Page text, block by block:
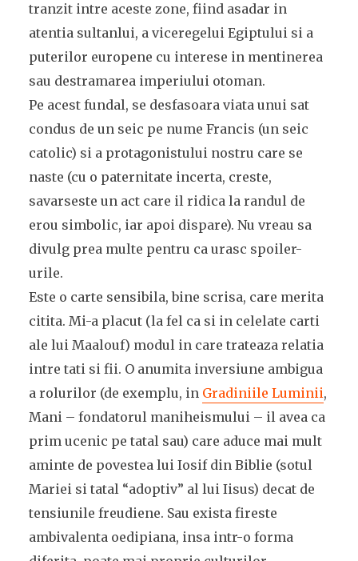
tranzit intre aceste zone, fiind asadar in
atentia sultanlui, a viceregelui Egiptului si a
puterilor europene cu interese in mentinerea
sau destramarea imperiului otoman.
Pe acest fundal, se desfasoara viata unui sat
condus de un seic pe nume Francis (un seic
catolic) si a protagonistului nostru care se
naste (cu o paternitate incerta, creste,
savarseste un act care il ridica la randul de
erou simbolic, iar apoi dispare). Nu vreau sa
divulg prea multe pentru ca urasc spoiler-
urile.
Este o carte sensibila, bine scrisa, care merita
citita. Mi-a placut (la fel ca si in celelate carti
ale lui Maalouf) modul in care trateaza relatia
intre tati si fii. O anumita inversiune ambigua
a rolurilor (de exemplu, in Gradiniile Luminii,
Mani – fondatorul maniheismului – il avea ca
prim ucenic pe tatal sau) care aduce mai mult
aminte de povestea lui Iosif din Biblie (sotul
Mariei si tatal “adoptiv” al lui Iisus) decat de
tensiunile freudiene. Sau exista fireste
ambivalenta oedipiana, insa intr-o forma